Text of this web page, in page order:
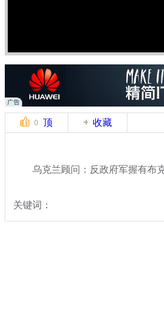
0 顶 收藏
乌克兰顾问：反政府军握有布
关键词：